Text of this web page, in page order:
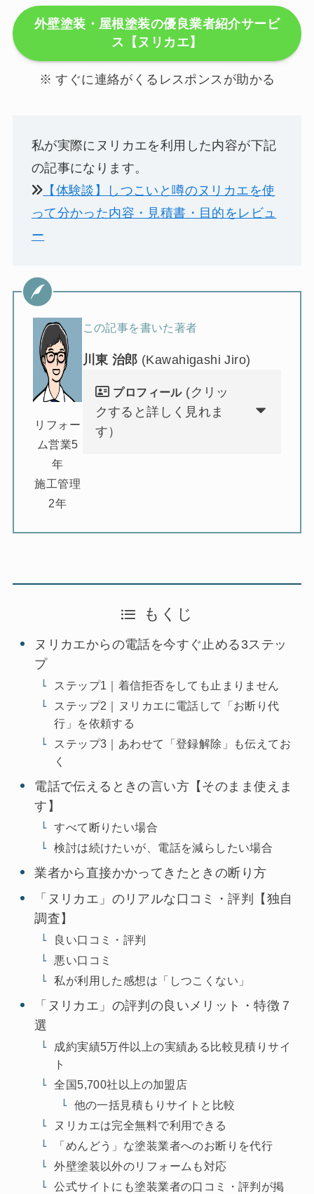
外壁塗装・屋根塗装の優良業者紹介サービ
ス【ヌリカエ】
※ すぐに連絡がくるレスポンスが助かる
私が実際にヌリカエを利用した内容が下記
の記事になります。
【体験談】しつこいと噂のヌリカエを使
って分かった内容・見積書・目的をレビュ
ー
リフォー
ム営業5
年
施工管理
2年
この記事を書いた著者
川東 治郎 (Kawahigashi Jiro)
プロフィール(クリッ
クすると詳しく見れま
す）
もくじ
ヌリカエからの電話を今すぐ止める3ステッ
プ
ステップ1｜着信拒否をしても止まりません
ステップ2｜ヌリカエに電話して「お断り代
行」を依頼する
ステップ3｜あわせて「登録解除」も伝えてお
く
電話で伝えるときの言い方【そのまま使えま
す】
すべて断りたい場合
検討は続けたいが、電話を減らしたい場合
業者から直接かかってきたときの断り方
「ヌリカエ」のリアルな口コミ・評判【独自
調査】
良い口コミ・評判
悪い口コミ
私が利用した感想は「しつこくない」
「ヌリカエ」の評判の良いメリット・特徴７
選
成約実績5万件以上の実績ある比較見積りサイ
ト
全国5,700社以上の加盟店
他の一括見積もりサイトと比較
ヌリカエは完全無料で利用できる
「めんどう」な塗装業者へのお断りを代行
外壁塗装以外のリフォームも対応
公式サイトにも塗装業者の口コミ・評判が掲